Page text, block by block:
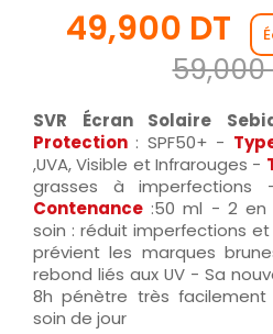
49,900 DT
59,000
SVR Écran Solaire
Protection : SPF50+ -
,UVA, Visible et Infrarouges -
grasses à imperfections
Contenance :50 ml - 2 en
soin : réduit imperfections
prévient les marques
rebond liés aux UV - Sa
8h pénètre très
soin de jour